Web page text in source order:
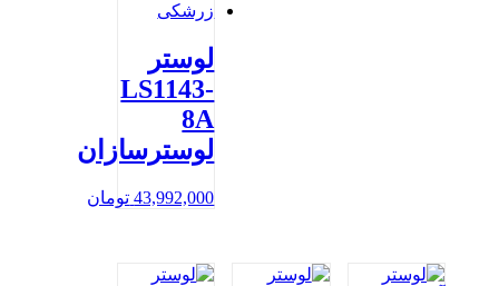
لوستر
LS1143-
8A
لوسترسازان
43,992,000 تومان